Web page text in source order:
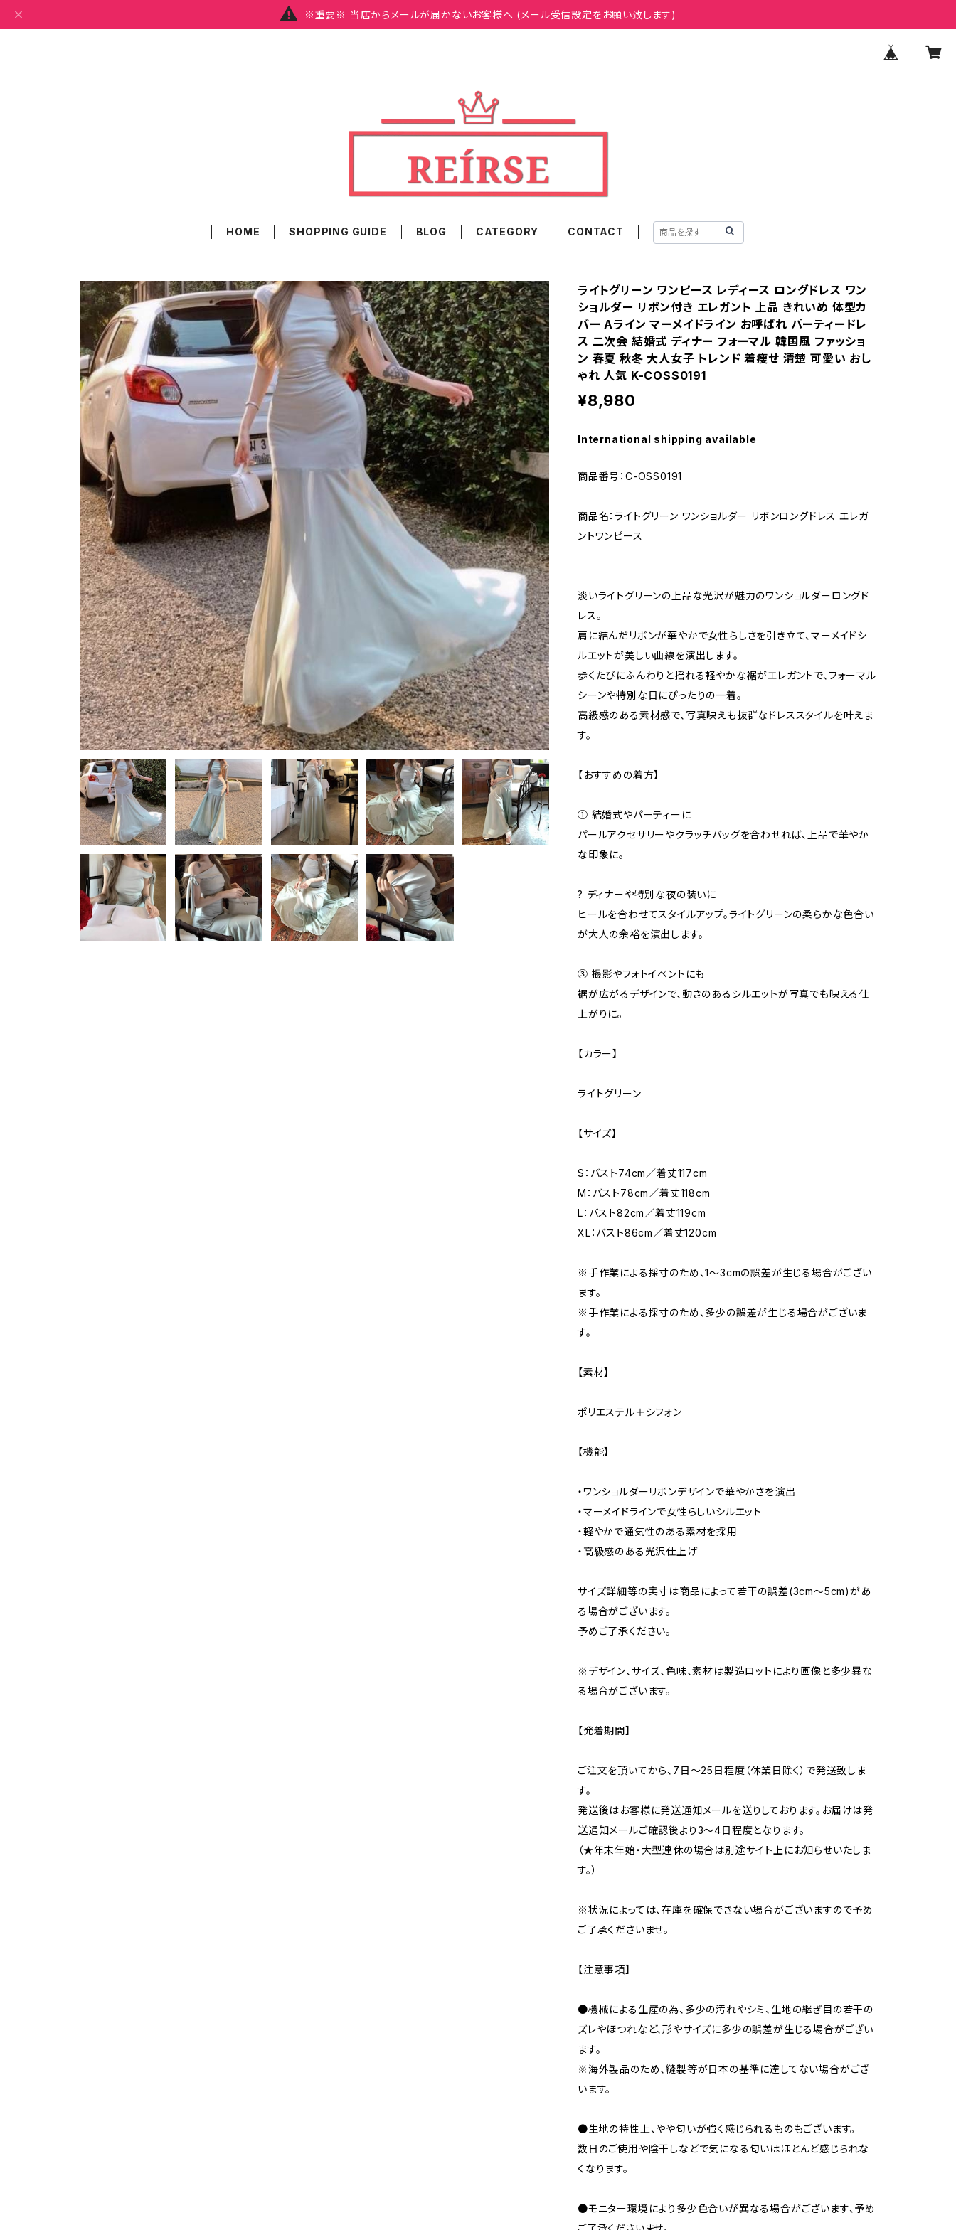
※重要※ 当店からメールが届かないお客様へ (メール受信設定をお願い致します)
HOME SHOPPING GUIDE BLOG CATEGORY CONTACT
ライトグリーン ワンピース レディース ロングドレス ワン
ショルダー リボン付き エレガント 上品 きれいめ 体型カ
バー Aライン マーメイドライン お呼ばれ パーティードレ
ス 二次会 結婚式 ディナー フォーマル 韓国風 ファッショ
ン 春夏 秋冬 大人女子 トレンド 着痩せ 清楚 可愛い おし
ゃれ 人気 K-COSS0191
¥8,980
International shipping available
商品番号：C-OSS0191
商品名：ライトグリーン ワンショルダー リボンロングドレス エレガ
ントワンピース
淡いライトグリーンの上品な光沢が魅力のワンショルダーロングド
レス。
肩に結んだリボンが華やかで女性らしさを引き立て、マーメイドシ
ルエットが美しい曲線を演出します。
歩くたびにふんわりと揺れる軽やかな裾がエレガントで、フォーマル
シーンや特別な日にぴったりの一着。
高級感のある素材感で、写真映えも抜群なドレススタイルを叶えま
す。
【おすすめの着方】
① 結婚式やパーティーに
パールアクセサリーやクラッチバッグを合わせれば、上品で華やか
な印象に。
? ディナーや特別な夜の装いに
ヒールを合わせてスタイルアップ。ライトグリーンの柔らかな色合い
が大人の余裕を演出します。
③ 撮影やフォトイベントにも
裾が広がるデザインで、動きのあるシルエットが写真でも映える仕
上がりに。
【カラー】
ライトグリーン
【サイズ】
S：バスト74cm／着丈117cm
M：バスト78cm／着丈118cm
L：バスト82cm／着丈119cm
XL：バスト86cm／着丈120cm
※手作業による採寸のため、1〜3cmの誤差が生じる場合がござい
ます。
※手作業による採寸のため、多少の誤差が生じる場合がございま
す。
【素材】
ポリエステル＋シフォン
【機能】
・ワンショルダーリボンデザインで華やかさを演出
・マーメイドラインで女性らしいシルエット
・軽やかで通気性のある素材を採用
・高級感のある光沢仕上げ
サイズ詳細等の実寸は商品によって若干の誤差(3cm〜5cm)があ
る場合がございます。
予めご了承ください。
※デザイン、サイズ、色味、素材は製造ロットにより画像と多少異な
る場合がございます。
【発着期間】
ご注文を頂いてから、7日〜25日程度（休業日除く）で発送致しま
す。
発送後はお客様に発送通知メールを送りしております。お届けは発
送通知メールご確認後より3〜4日程度となります。
（★年末年始・大型連休の場合は別途サイト上にお知らせいたしま
す。）
※状況によっては、在庫を確保できない場合がございますので予め
ご了承くださいませ。
【注意事項】
●機械による生産の為、多少の汚れやシミ、生地の継ぎ目の若干の
ズレやほつれなど、形やサイズに多少の誤差が生じる場合がござい
ます。
※海外製品のため、縫製等が日本の基準に達してない場合がござ
います。
●生地の特性上、やや匂いが強く感じられるものもございます。
数日のご使用や陰干しなどで気になる匂いはほとんど感じられな
くなります。
●モニター環境により多少色合いが異なる場合がございます、予め